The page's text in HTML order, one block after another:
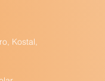
Kostal,